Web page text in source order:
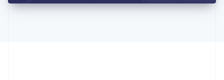
English